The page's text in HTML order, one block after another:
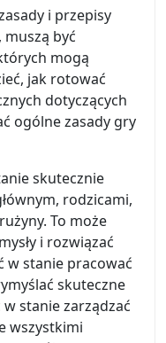
i przepisy
muszą być
mogą
jak rotować
dotyczących
ogólne zasady gry
skutecznie
rodzicami,
To może
i rozwiązać
w stanie pracować
skuteczne
stanie zarządzać
wszystkimi